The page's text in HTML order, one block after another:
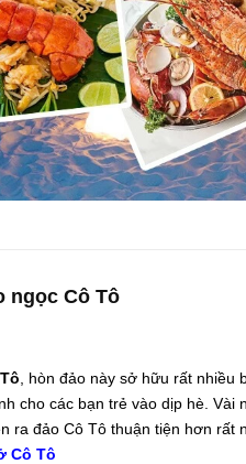
ngọc Cô Tô
, hòn đảo này sở hữu rất
cho các bạn trẻ vào dịp hè.
ra đảo Cô Tô thuận tiện hơn rất
Cô Tô